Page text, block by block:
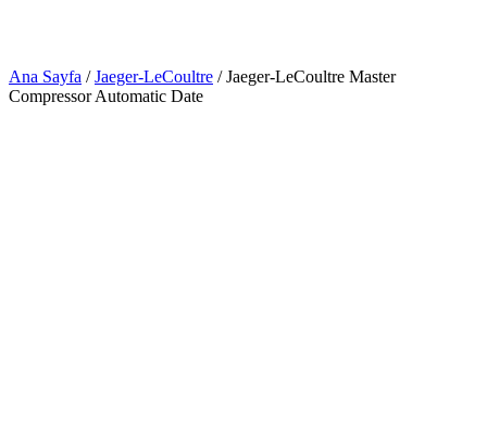
Ana Sayfa /Jaeger-LeCoultre / Jaeger-LeCoultre Master
Compressor Automatic Date